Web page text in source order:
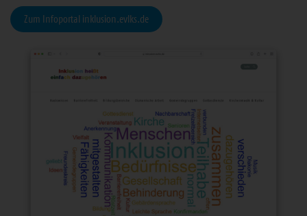
Zum Infoportal inklusion.evlks.de